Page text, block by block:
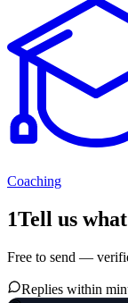
Coaching
1Tell us
Free to send —
Replies within